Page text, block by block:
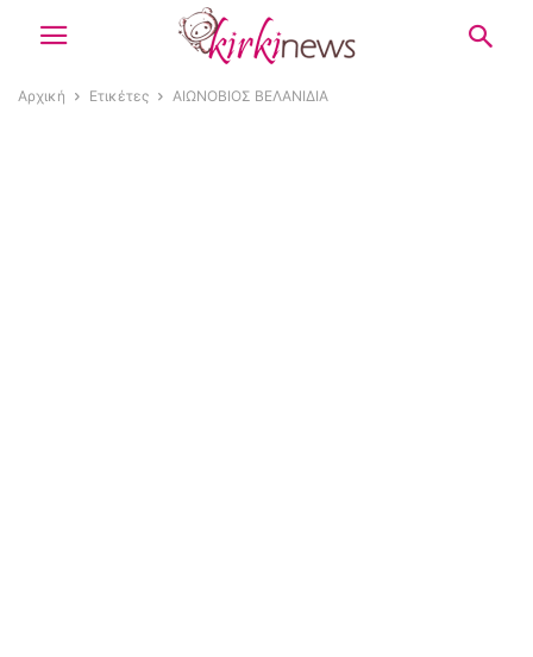
Αρχική Ετικέτες ΑΙΩΝΟΒΙΟΣ ΒΕΛΑΝΙΔΙΑ